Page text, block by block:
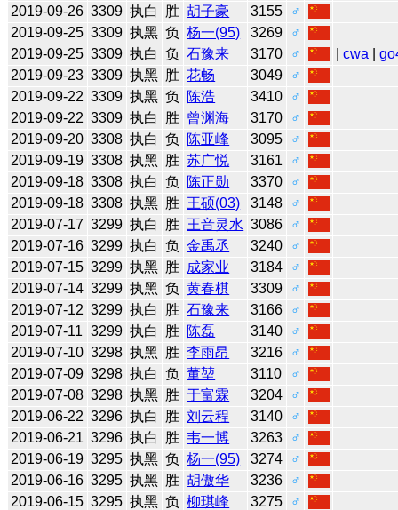
2019-09-26 3309 执白 胜 胡子豪 3155
♂
2019-09-25 3309 执黑 负 杨一(95) 3269
♂
2019-09-25 3309 执白 负 石豫来 3170 ♂ |cwa |
2019-09-23 3309 执黑 胜 花畅 3049
♂
2019-09-22 3309 执黑 负 陈浩 3410
♂
2019-09-22 3309 执白 胜 曾渊海 3170
♂
2019-09-20 3308 执白 负 陈亚峰 3095
♂
2019-09-19 3308 执黑 胜 苏广悦 3161
♂
2019-09-18 3308 执白 负 陈正勋 3370
♂
2019-09-18 3308 执黑 胜 王硕(03) 3148
♂
2019-07-17 3299 执白 胜 王音灵水 3086
♂
2019-07-16 3299 执白 负 金禹丞 3240
♂
2019-07-15 3299 执黑 胜 成家业 3184
♂
2019-07-14 3299 执黑 负 黄春棋 3309
♂
2019-07-12 3299 执白 胜 石豫来 3166
♂
2019-07-11 3299 执白 胜 陈磊 3140
♂
2019-07-10 3298 执黑 胜 李雨昂 3216
♂
2019-07-09 3298 执白 负 董堃 3110
♂
2019-07-08 3298 执黑 胜 于富霖 3204
♂
2019-06-22 3296 执白 胜 刘云程 3140
♂
2019-06-21 3296 执白 胜 韦一博 3263
♂
2019-06-19 3295 执黑 负 杨一(95) 3274
♂
2019-06-16 3295 执黑 胜 胡傲华 3236
♂
2019-06-15 3295 执黑 负 柳琪峰 3275
♂